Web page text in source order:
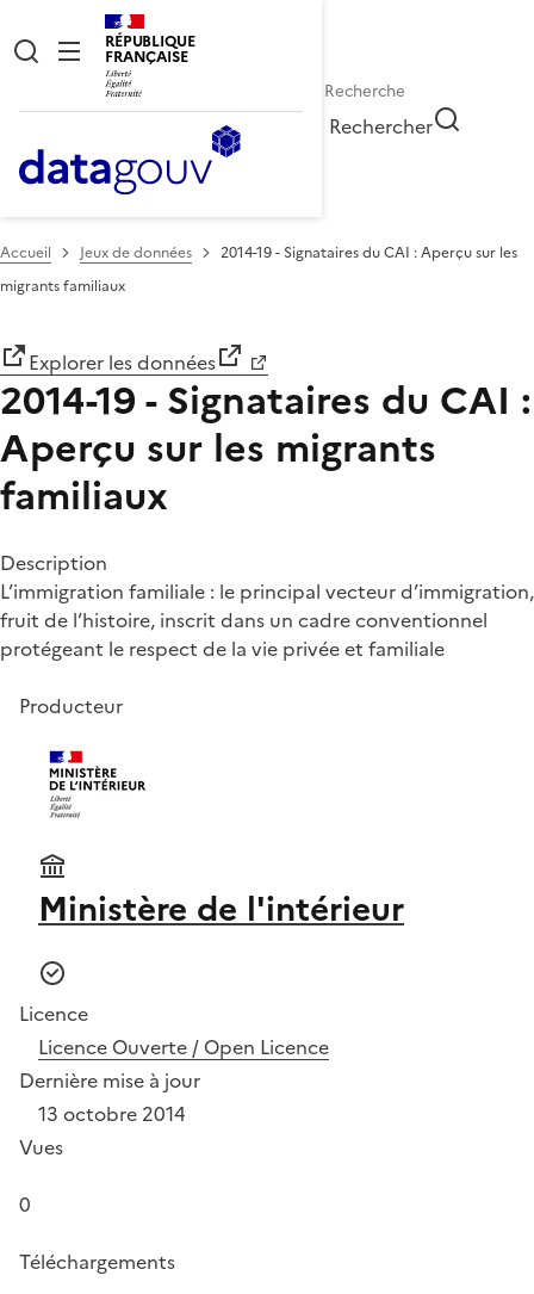
RÉPUBLIQUE
FRANÇAISE
Rechercher
Accueil Jeux de données
2014-19 - Signataires du CAI : Aperçu sur les
migrants familiaux
Explorer les données
2014-19 - Signataires du CAI :
Aperçu sur les migrants
familiaux
Description
L’immigration familiale : le principal vecteur d’immigration,
fruit de l’histoire, inscrit dans un cadre conventionnel
protégeant le respect de la vie privée et familiale
Producteur
Ministère de l'intérieur
Licence
Licence Ouverte / Open Licence
Dernière mise à jour
13 octobre 2014
Vues
0
Téléchargements